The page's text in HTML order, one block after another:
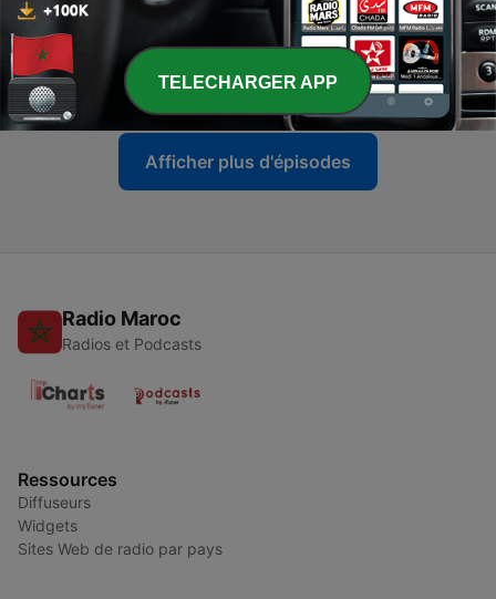
20 août 2022
- PESAN DARI DIRIKU DI MASA LALU
14 déc. 2021
Afficher plus d'épisodes
Radio Maroc
Radios et Podcasts
Ressources
Diffuseurs
Widgets
Sites Web de radio par pays
TELECHARGER APP